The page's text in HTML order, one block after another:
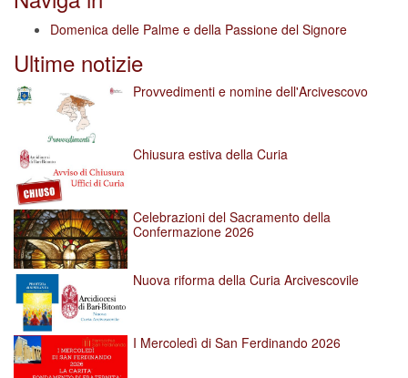
Domenica delle Palme e della Passione del Signore
Ultime notizie
Provvedimenti e nomine dell'Arcivescovo
Chiusura estiva della Curia
Celebrazioni del Sacramento della
Confermazione 2026
Nuova riforma della Curia Arcivescovile
I Mercoledì di San Ferdinando 2026